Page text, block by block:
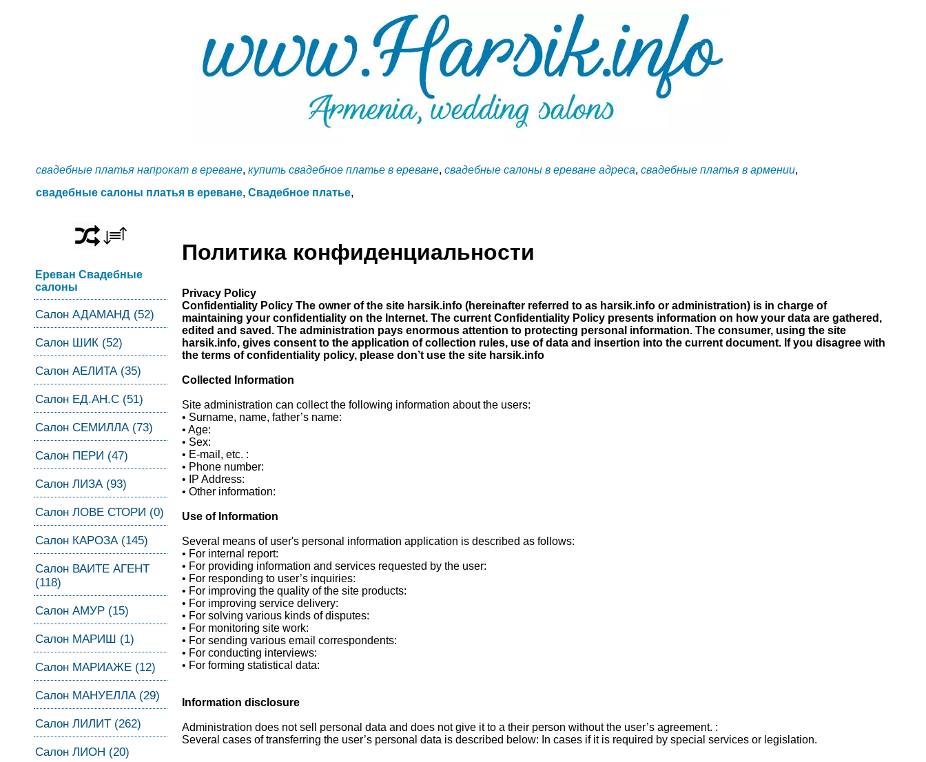
свадебные платья напрокат в ереване, купить свадебное платье в ереване, свадебные салоны в ереване адреса, свадебные платья в армении,
свадебные салоны платья в ереване, Свадебное платье,
Ереван Свадебные
салоны
Салон АДАМАНД (52)
Салон ШИК (52)
Салон АЕЛИТА (35)
Салон ЕД.АН.С (51)
Салон СЕМИЛЛА (73)
Салон ПЕРИ (47)
Салон ЛИЗА (93)
Салон ЛОВЕ СТОРИ (0)
Салон КАРОЗА (145)
Салон ВАИТЕ АГЕНТ
(118)
Салон АМУР (15)
Салон МАРИШ (1)
Салон МАРИАЖЕ (12)
Салон МАНУЕЛЛА (29)
Салон ЛИЛИТ (262)
Салон ЛИОН (20)
Политика конфиденциальности
Privacy Policy
Confidentiality Policy The owner of the site harsik.info (hereinafter referred to as harsik.info or administration) is in charge of
maintaining your confidentiality on the Internet. The current Confidentiality Policy presents information on how your data are gathered,
edited and saved. The administration pays enormous attention to protecting personal information. The consumer, using the site
harsik.info, gives consent to the application of collection rules, use of data and insertion into the current document. If you disagree with
the terms of confidentiality policy, please don’t use the site harsik.info
Collected Information
Site administration can collect the following information about the users:
• Surname, name, father’s name:
• Age:
• Sex:
• E-mail, etc. :
• Phone number:
• IP Address:
• Other information:
Use of Information
Several means of user's personal information application is described as follows:
• For internal report:
• For providing information and services requested by the user:
• For responding to user’s inquiries:
• For improving the quality of the site products:
• For improving service delivery:
• For solving various kinds of disputes:
• For monitoring site work:
• For sending various email correspondents:
• For conducting interviews:
• For forming statistical data:
Information disclosure
Administration does not sell personal data and does not give it to a their person without the user’s agreement. :
Several cases of transferring the user’s personal data is described below: In cases if it is required by special services or legislation.